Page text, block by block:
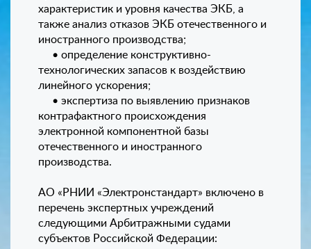
характеристик и уровня качества ЭКБ, а
также анализ отказов ЭКБ отечественного и
иностранного производства;
• определение конструктивно-
технологических запасов к воздействию
линейного ускорения;
• экспертиза по выявлению признаков
контрафактного происхождения
электронной компонентной базы
отечественного и иностранного
производства.
АО «РНИИ «Электронстандарт» включено в
перечень экспертных учреждений
следующими Арбитражными судами
субъектов Российской Федерации: